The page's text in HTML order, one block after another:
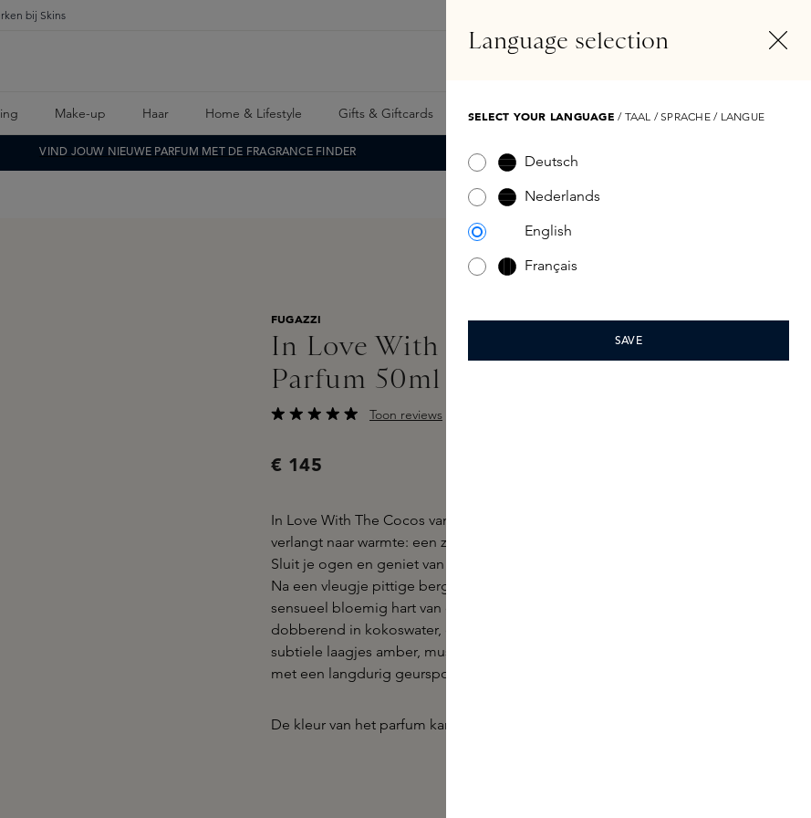
bij Skins
Make-up Haar Home & Lifestyle Gifts & Giftcards Samples Skins Exclusives Skins Boxen
VIND JOUW NIEUWE PARFUM MET DE FRAGRANCE FINDER
FUGAZZI
In Love With The Cocos Extrait de
Parfum 50ml
Toon reviews
€ 145
In Love With The Cocos van Fugazzi is een parfum voor wanneer je
verlangt naar warmte: een zonnig strandgevoel in een exotische setting.
Sluit je ogen en geniet van deze perfecte mix van frisse en vurige tonen.
Na een vleugje pittige bergamot en citroendruppels, ontdek je een rijk,
sensueel bloemig hart van oranjebloesem, roos en geranium
dobberend in kokoswater, dat op het einde heel zacht wordt met
subtiele laagjes amber, muskus en ambrette. Licht en zacht op de huid,
met een langdurig geurspoor.
De kleur van het parfum kan iets afwijken van de afbeelding.
Language selection
SELECT YOUR LANGUAGE / TAAL / SPRACHE / LANGUE
Deutsch
Nederlands
English
Français
SAVE